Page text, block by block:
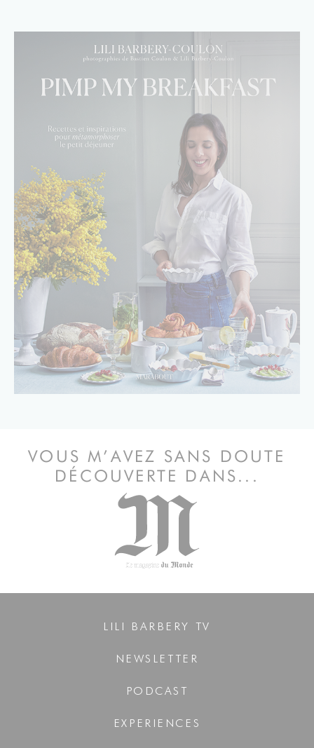
VOUS M’AVEZ SANS DOUTE
DÉCOUVERTE DANS...
LILI BARBERY TV
NEWSLETTER
PODCAST
EXPERIENCES